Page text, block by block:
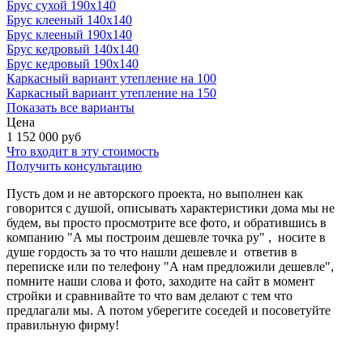
Брус сухой 190x140
Брус клееный 140x140
Брус клееный 190x140
Брус кедровый 140x140
Брус кедровый 190x140
Каркасный вариант утепление на 100
Каркасный вариант утепление на 150
Показать все варианты
Цена
1 152 000 руб
Что входит в эту стоимость
Получить консультацию
Пусть дом и не авторского проекта, но выполнен как
говорится с душой, описывать характеристики дома мы не
будем, вы просто просмотрите все фото, и обратившись в
компанию "А мы построим дешевле точка ру" , носите в
душе гордость за то что нашли дешевле и ответив в
переписке или по телефону "А нам предложили дешевле",
помните наши слова и фото, заходите на сайт в момент
стройки и сравнивайте то что вам делают с тем что
предлагали мы. А потом уберегите соседей и посоветуйте
правильную фирму!